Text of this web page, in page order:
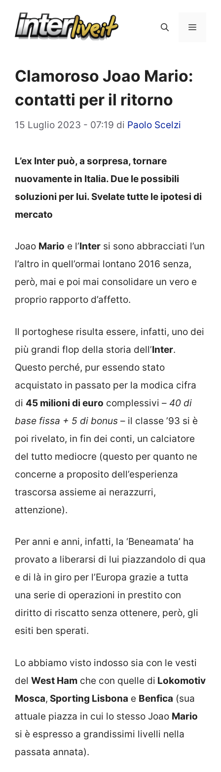
Menu
Clamoroso Joao Mario:
contatti per il ritorno
15 Luglio 2023 - 07:19 di Paolo Scelzi
L’ex Inter può, a sorpresa, tornare
nuovamente in Italia. Due le possibili
soluzioni per lui. Svelate tutte le ipotesi di
mercato
Joao Mario e l’Inter si sono abbracciati l’un
l’altro in quell’ormai lontano 2016 senza,
però, mai e poi mai consolidare un vero e
proprio rapporto d’affetto.
Il portoghese risulta essere, infatti, uno dei
più grandi flop della storia dell’Inter.
Questo perché, pur essendo stato
acquistato in passato per la modica cifra
di 45 milioni di euro complessivi – 40 di
base fissa + 5 di bonus – il classe ’93 si è
poi rivelato, in fin dei conti, un calciatore
del tutto mediocre (questo per quanto ne
concerne a proposito dell’esperienza
trascorsa assieme ai nerazzurri,
attenzione).
Per anni e anni, infatti, la ‘Beneamata’ ha
provato a liberarsi di lui piazzandolo di qua
e di là in giro per l’Europa grazie a tutta
una serie di operazioni in prestito con
diritto di riscatto senza ottenere, però, gli
esiti ben sperati.
Lo abbiamo visto indosso sia con le vesti
del West Ham che con quelle di Lokomotiv
Mosca, Sporting Lisbona e Benfica (sua
attuale piazza in cui lo stesso Joao Mario
si è espresso a grandissimi livelli nella
passata annata).